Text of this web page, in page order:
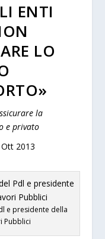
ENTI
LO
la
e privato
2013
e presidente della
Pubblici